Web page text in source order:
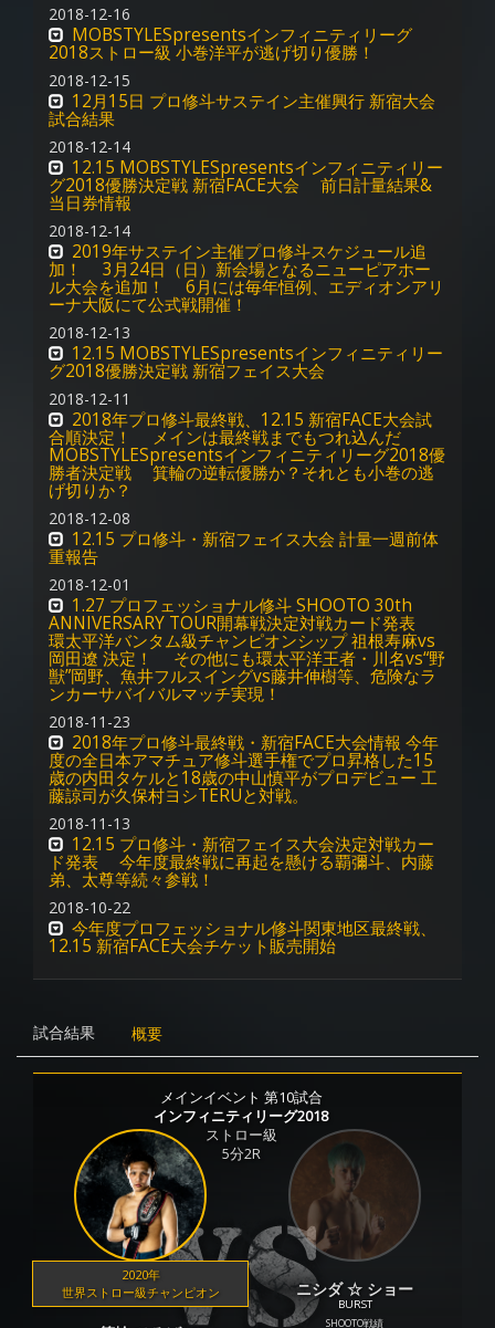
2018-12-16
MOBSTYLESpresentsインフィニティリーグ
2018ストロー級 小巻洋平が逃げ切り優勝！
2018-12-15
12月15日 プロ修斗サステイン主催興行 新宿大会
試合結果
2018-12-14
12.15 MOBSTYLESpresentsインフィニティリー
グ2018優勝決定戦 新宿FACE大会 前日計量結果&
当日券情報
2018-12-14
2019年サステイン主催プロ修斗スケジュール追
加！ 3月24日（日）新会場となるニューピアホー
ル大会を追加！ 6月には毎年恒例、エディオンアリ
ーナ大阪にて公式戦開催！
2018-12-13
12.15 MOBSTYLESpresentsインフィニティリー
グ2018優勝決定戦 新宿フェイス大会
2018-12-11
2018年プロ修斗最終戦、12.15 新宿FACE大会試
合順決定！ メインは最終戦までもつれ込んだ
MOBSTYLESpresentsインフィニティリーグ2018優
勝者決定戦 箕輪の逆転優勝か？それとも小巻の逃
げ切りか？
2018-12-08
12.15 プロ修斗・新宿フェイス大会 計量一週前体
重報告
2018-12-01
1.27 プロフェッショナル修斗 SHOOTO 30th
ANNIVERSARY TOUR開幕戦決定対戦カード発表
環太平洋バンタム級チャンピオンシップ 祖根寿麻vs
岡田遼 決定！ その他にも環太平洋王者・川名vs“野
獣”岡野、魚井フルスイングvs藤井伸樹等、危険なラ
ンカーサバイバルマッチ実現！
2018-11-23
2018年プロ修斗最終戦・新宿FACE大会情報 今年
度の全日本アマチュア修斗選手権でプロ昇格した15
歳の内田タケルと18歳の中山慎平がプロデビュー 工
藤諒司が久保村ヨシTERUと対戦。
2018-11-13
12.15 プロ修斗・新宿フェイス大会決定対戦カー
ド発表 今年度最終戦に再起を懸ける覇彌斗、内藤
弟、太尊等続々参戦！
2018-10-22
今年度プロフェッショナル修斗関東地区最終戦、
12.15 新宿FACE大会チケット販売開始
試合結果 概要
メインイベント 第10試合
インフィニティリーグ2018
ストロー級
5分2R
2020年
世界ストロー級チャンピオン
ニシダ ☆ ショー
BURST
SHOOTO戦績